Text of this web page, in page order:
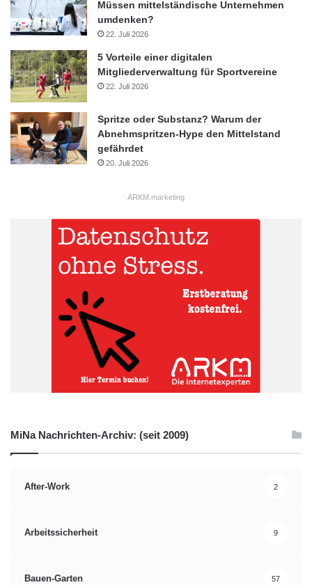
Müssen mittelständische Unternehmen
umdenken?
22. Juli 2026
5 Vorteile einer digitalen
Mitgliederverwaltung für Sportvereine
22. Juli 2026
Spritze oder Substanz? Warum der
Abnehmspritzen-Hype den Mittelstand
gefährdet
20. Juli 2026
ARKM.marketing
MiNa Nachrichten-Archiv: (seit 2009)
After-Work 2
Arbeitssicherheit 9
Bauen-Garten 57